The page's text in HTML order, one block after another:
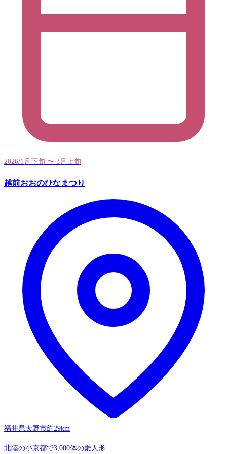
2026/1月下旬 〜 3月上旬
越前おおのひなまつり
福井県大野市約29km
北陸の小京都で3,000体の雛人形